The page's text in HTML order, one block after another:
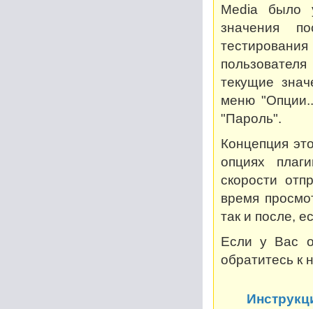
Media было
значения
текущие
меню
"Пароль".
Концепция
опциях
скорости
время
так и после,
Если у Вас
обратитесь к